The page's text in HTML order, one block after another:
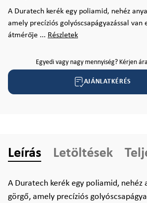
A Duratech kerék egy poliamid, nehéz
amely precíziós golyóscsapágyazással van
átmérője ... Részletek
Egyedi vagy nagy mennyiség? Kérjen
AJÁNLATKÉRÉS
Leírás Letöltések
A Duratech kerék egy poliamid, nehéz
görgő, amely precíziós